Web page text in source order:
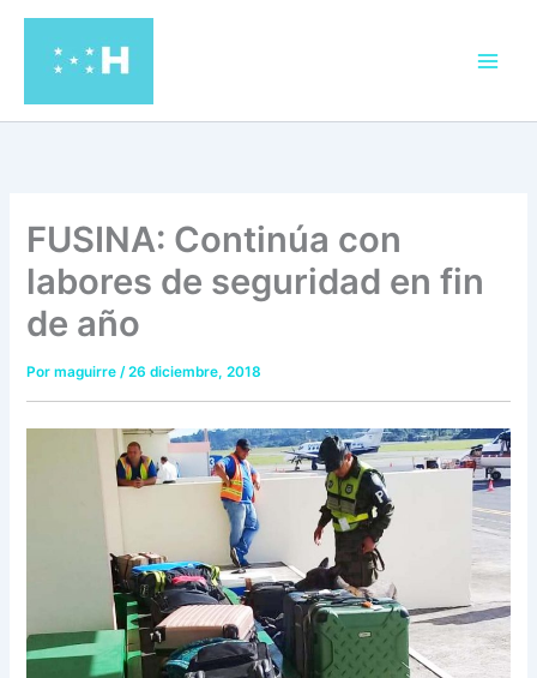
contenido
FUSINA: Continúa con
labores de seguridad en fin
de año
Pormaguirre/26 diciembre, 2018